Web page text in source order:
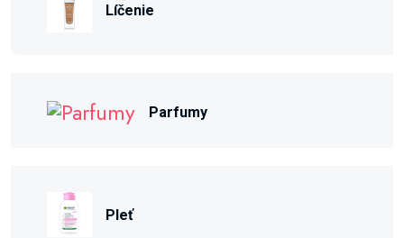
Líčenie
Parfumy
Pleť